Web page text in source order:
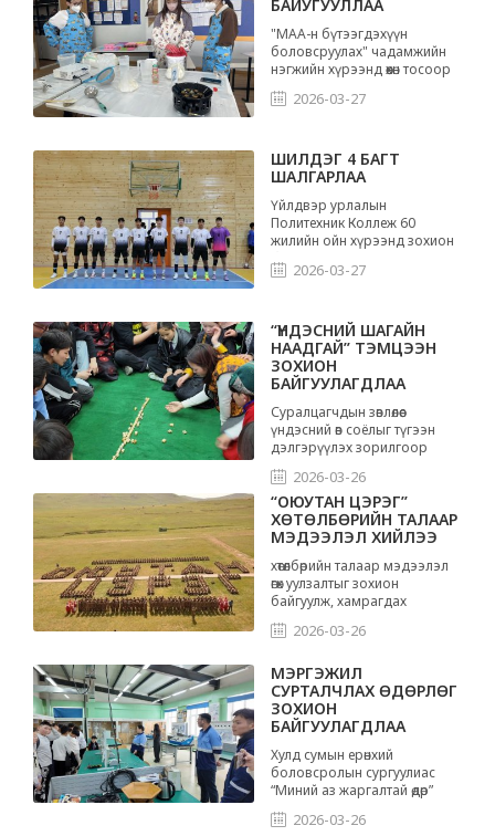
БАЙУГУУЛЛАА
"МАА-н бүтээгдэхүүн
боловсруулах" чадамжийн
нэгжийн хүрээнд өөхөн тосоор
саван хийх сургалтыг зохион
байгууллаа.
2026-03-27
ШИЛДЭГ 4 БАГТ
ШАЛГАРЛАА
Үйлдвэр урлалын
Политехник Коллеж 60
жилийн ойн хүрээнд зохион
байгуулагдсан тэмцээнд
оролцлоо
2026-03-27
“ҮНДЭСНИЙ ШАГАЙН
НААДГАЙ” ТЭМЦЭЭН
ЗОХИОН
БАЙГУУЛАГДЛАА
Суралцагчдын зөвлөлөөс
үндэсний өв соёлыг түгээн
дэлгэрүүлэх зорилгоор
суралцагчдын дунд
“Үндэсний шагайн наадгай”
тэмцээнийг зохион
байгууллаа.
2026-03-26
“ОЮУТАН ЦЭРЭГ”
ХӨТӨЛБӨРИЙН ТАЛААР
МЭДЭЭЛЭЛ ХИЙЛЭЭ
хөтөлбөрийн талаар мэдээлэл
өгөх уулзалтыг зохион
байгуулж, хамрагдах
сонирхолтой суралцагчдыг
бүртгэлд хамрууллаа.
2026-03-26
МЭРГЭЖИЛ
СУРТАЛЧЛАХ ӨДӨРЛӨГ
ЗОХИОН
БАЙГУУЛАГДЛАА
Хулд сумын ерөнхий
боловсролын сургуулиас
“Миний аз жаргалтай өдөр”
арга хэмжээг зохион
байгуулж, суралцагчдад
2026-03-26